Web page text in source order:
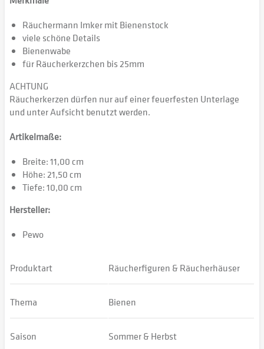
Räuchermann Imker mit Bienenstock
viele schöne Details
Bienenwabe
für Räucherkerzchen bis 25mm
ACHTUNG
Räucherkerzen dürfen nur auf einer feuerfesten Unterlage
und unter Aufsicht benutzt werden.
Artikelmaße:
Breite: 11,00 cm
Höhe: 21,50 cm
Tiefe: 10,00 cm
Hersteller:
Pewo
Produktart Räucherfiguren & Räucherhäuser
Thema Bienen
Saison Sommer & Herbst